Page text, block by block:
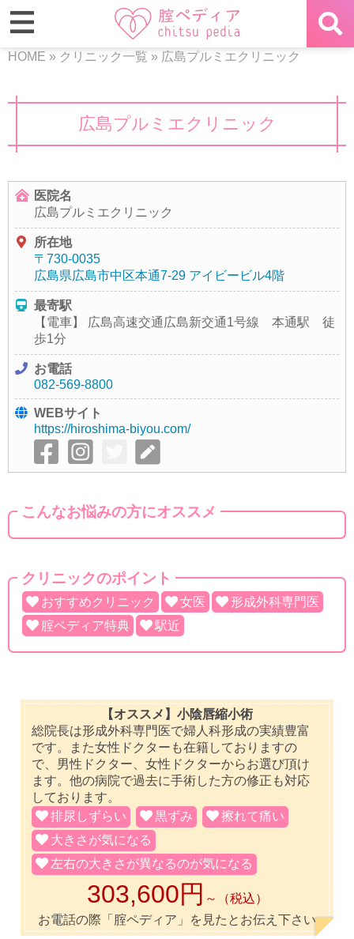
HOME » クリニック一覧 » 広島プルミエクリニック
広島プルミエクリニック
医院名
広島プルミエクリニック
所在地
〒730-0035
広島県広島市中区本通7-29 アイビービル4階
最寄駅
【電車】 広島高速交通広島新交通1号線 本通駅 徒
歩1分
お電話
082-569-8800
WEBサイト
https://hiroshima-biyou.com/
こんなお悩みの方にオススメ
クリニックのポイント
おすすめクリニック 女医
形成外科専門医
腟ペディア特典
駅近
【オススメ】小陰唇縮小術
総院長は形成外科専門医で婦人科形成の実績豊富
です。また女性ドクターも在籍しておりますの
で、男性ドクター、女性ドクターからお選び頂け
ます。他の病院で過去に手術した方の修正も対応
しております。
排尿しずらい
黒ずみ
擦れて痛い
大きさが気になる
左右の大きさが異なるのが気になる
303,600円 ～（税込）
お電話の際「腟ペディア」を見たとお伝え下さい